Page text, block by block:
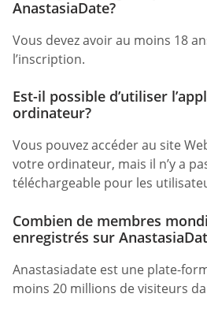
AnastasiaDate?
Vous devez avoir au moins 18
l’inscription.
Est-il possible d’utiliser
ordinateur?
Vous pouvez accéder au site
votre ordinateur, mais il n’y a
téléchargeable pour les
Combien de membres
enregistrés sur
Anastasiadate est une plate-
moins 20 millions de visiteurs